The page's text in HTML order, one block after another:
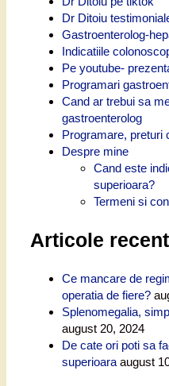
Dr Ditoiu
Gastroenterolog-
Indicatiile
Pe youtube-
Programari
Cand ar trebui sa
gastroenterolog
Programare, preturi
Despre mine
Cand este
superioara?
Termeni si
Articole
Ce mancare de
operatia de fiere?
Splenomegalia,
august 20, 2024
De cate ori poti sa
superioara august